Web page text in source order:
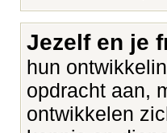
Jezelf en je
hun
opdracht aan,
ontwikkelen